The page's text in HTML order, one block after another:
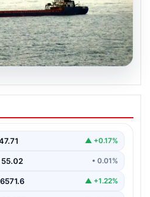
Palau bayraklı
çekildi
▲ +0.17%
55.02 • 0.01%
6571.6 ▲ +1.22%